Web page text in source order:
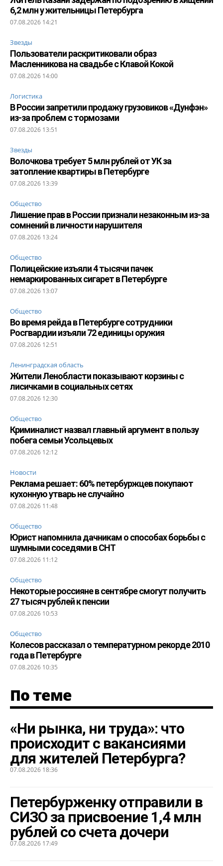
6,2 млн у жительницы Петербурга
07.08.2026 14:21
Звезды
Пользователи раскритиковали образ
Масленникова на свадьбе с Клавой Кокой
07.08.2026 14:00
Логистика
В России запретили продажу грузовиков «Дунфэн»
из-за проблем с тормозами
07.08.2026 13:51
Звезды
Волочкова требует 5 млн рублей от УК за
затопление квартиры в Петербурге
07.08.2026 13:39
Общество
Лишение прав в России признали незаконным из-за
сомнений в личности нарушителя
07.08.2026 13:24
Общество
Полицейские изъяли 4 тысячи пачек
немаркированных сигарет в Петербурге
07.08.2026 13:07
Общество
Во время рейда в Петербурге сотрудники
Росгвардии изъяли 72 единицы оружия
07.08.2026 12:51
Ленинградская область
Жители Ленобласти показывают корзины с
лисичками в социальных сетях
07.08.2026 12:30
Общество
Криминалист назвал главный аргумент в пользу
побега семьи Усольцевых
07.08.2026 12:12
Новости
Реклама решает: 60% петербуржцев покупают
кухонную утварь не случайно
07.08.2026 11:48
Общество
Юрист напомнила дачникам о способах борьбы с
шумными соседями в СНТ
07.08.2026 11:12
Общество
Некоторые россияне в сентябре смогут получить
27 тысяч рублей к пенсии
07.08.2026 10:53
Общество
Колесов рассказал о температурном рекорде 2010
года в Петербурге
07.08.2026 10:35
По теме
«Ни рынка, ни труда»: что
происходит с вакансиями
для жителей Петербурга?
07.08.2026 18:36
Петербурженку отправили в
СИЗО за присвоение 1,4 млн
рублей со счета дочери
07.08.2026 17:49